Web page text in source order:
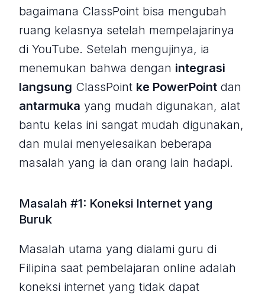
bagaimana ClassPoint bisa mengubah
ruang kelasnya setelah mempelajarinya
di YouTube. Setelah mengujinya, ia
menemukan bahwa dengan integrasi
langsung ClassPoint ke PowerPoint dan
antarmuka yang mudah digunakan, alat
bantu kelas ini sangat mudah digunakan,
dan mulai menyelesaikan beberapa
masalah yang ia dan orang lain hadapi.
Masalah #1: Koneksi Internet yang
Buruk
Masalah utama yang dialami guru di
Filipina saat pembelajaran online adalah
koneksi internet yang tidak dapat